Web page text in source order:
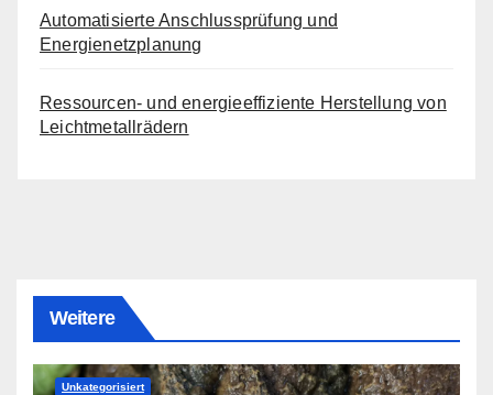
Automatisierte Anschlussprüfung und
Energienetzplanung
Ressourcen- und energieeffiziente Herstellung von
Leichtmetallrädern
Weitere
Unkategorisiert